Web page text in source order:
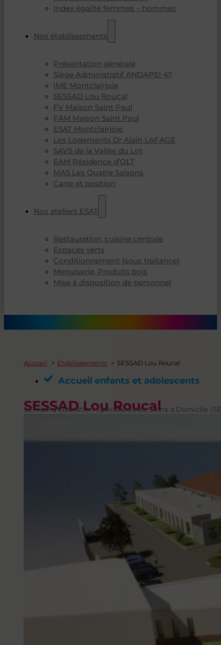
Index égalité femmes – hommes
Nos établissements
Présentation générale
Siège Administratif ANDAPEI 47
IME Montclairjoie
SESSAD Lou Roucal
FV Maison Saint Paul
FAM Maison Saint Paul
ESAT Montclairjoie
Les Logements Dr Alain LAFAGE
SAVS de la Vallée du Lot
EAM Résidence d’OLT
MAS Les Quatre Saisons
Carte et position
Nos ateliers ESAT
Restauration, cuisine centrale
Espaces verts
Conditionnement (sous traitance)
Menuiserie, Produits bois
Mise à disposition de personnel
Accueil Établissements SESSAD Lou Roucal
Accueil enfants et adolescents
SESSAD Lou Roucal
Service d’Éducation Spéciale et de Soins à Domicile